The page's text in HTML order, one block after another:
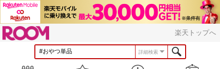
楽天トップへ
詳細検索
見つける お知らせ